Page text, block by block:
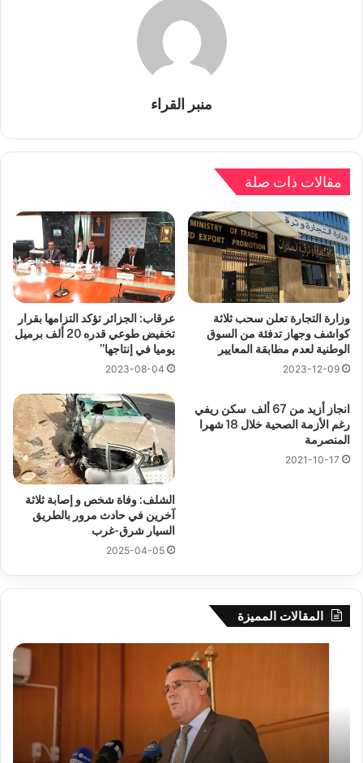
منبر القراء
مقالات ذات صلة
وزارة التجارة تعلن سحب ثلاثة
كواشف وجهاز تدفئة من السوق
الوطنية لعدم مطابقة المعايير
2023-12-09
عرقاب: الجزائر تؤكد التزامها بقرار
تخفيض طوعي قدره 20 ألف برميل
يوميا في إنتاجها”
2023-08-04
انجاز أزيد من 67 ألف سكن ريفي
رغم الأزمة الصحية خلال 18 شهرا
المنصرمة
2021-10-17
الشلف: وفاة شخص و إصابة ثلاثة
آخرين في حادث مرور بالطريق
السيار شرق-غرب
2025-04-05
المقالات المميزة
لدراسة